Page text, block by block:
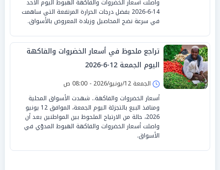
واصلت أسعار الخضروات والفاكهة الهبوط اليوم الأحد
14-6-2026 بفضل درجات الحرارة المرتفعة التي ساهمت
في سرعة نضج المحاصيل وزيادة المعروض بالأسواق.
تراجع ملحوظ في أسعار الخضروات والفاكهة
اليوم الجمعة 12-6-2026
الجمعة 12/يونيو/2026 - 08:00 ص
أسعار الخضروات والفاكهة.. شهدت الأسواق المحلية
ومنافذ البيع بالتجزئة اليوم الجمعة، الموافق 12 يونيو
2026، حالة من الارتياح الملحوظ بين المواطنين بعد أن
واصلت أسعار الخضروات والفاكهة الهبوط المدوّي في
الأسواق.